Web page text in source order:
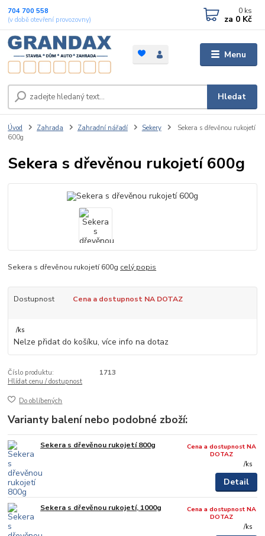
Menu
Hledat
704 700 558
(v době otevření provozovny)
0 ks
za 0 Kč
Úvod Zahrada Zahradní nářadí Sekery
Sekera s dřevěnou rukojetí
600g
Sekera s dřevěnou rukojetí 600g
Sekera s dřevěnou rukojetí 600g celý popis
Dostupnost Cena a dostupnost NA DOTAZ
/ks
Nelze přidat do košíku, více info na dotaz
Číslo produktu:
1713
Hlídat cenu / dostupnost
Do oblíbených
Varianty balení nebo podobné zboží:
Sekera s dřevěnou rukojetí 800g
/ks
Cena a dostupnost NA
DOTAZ
Detail
Sekera s dřevěnou rukojetí, 1000g
/ks
Cena a dostupnost NA
DOTAZ